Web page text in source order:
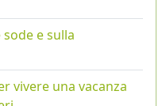
e sulla
vivere una vacanza